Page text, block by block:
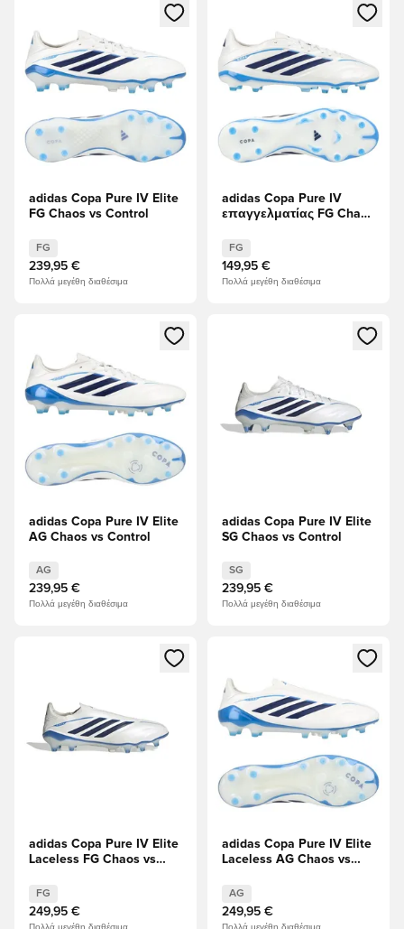
Ανοίγει ένα Modal για να συνδεθείτε ή να εγγραφείτε ως
adidas Copa Pure IV Elite
FG Chaos vs Control
FG
239,95 €
Πολλά μεγέθη διαθέσιμα
Ανοίγει ένα Modal για να
adidas Copa Pure IV
επαγγελματίας FG Chaos
FG
149,95 €
Πολλά μεγέθη διαθέσιμα
Ανοίγει ένα Modal για να συνδεθείτε ή να εγγραφείτε ως
adidas Copa Pure IV Elite
AG Chaos vs Control
AG
239,95 €
Πολλά μεγέθη διαθέσιμα
Ανοίγει ένα Modal για να
adidas Copa Pure IV Elite
SG Chaos vs Control
SG
239,95 €
Πολλά μεγέθη διαθέσιμα
Ανοίγει ένα Modal για να συνδεθείτε ή να εγγραφείτε ως
adidas Copa Pure IV Elite
Laceless FG Chaos vs
FG
249,95 €
Πολλά μεγέθη διαθέσιμα
Ανοίγει ένα Modal για να
adidas Copa Pure IV Elite
Laceless AG Chaos vs
AG
249,95 €
Πολλά μεγέθη διαθέσιμα